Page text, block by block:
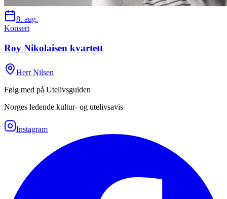
8. aug.
Konsert
Roy Nikolaisen kvartett
Herr Nilsen
Følg med på Utelivsguiden
Norges ledende kultur- og utelivsavis
Instagram